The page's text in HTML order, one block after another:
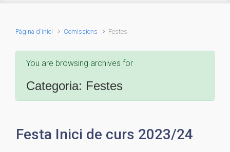
Pàgina d'inici Comissions Festes
You are browsing archives for
Categoria: Festes
Festa Inici de curs 2023/24